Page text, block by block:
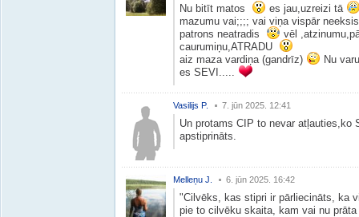
Nu bitīt matos
es jau,uzreizi tā
mazumu vai;;;; vai viņa vispār
patrons neatradis
vēl
caurumiņu,ATRADU
aiz maza vardiņa (gandrīz)
Nu
es SEVI.....
Vasilijs P. 7. jūn 2025. 12:41
Un protams CIP to nevar atļauties,ko
apstiprināts.
Melleņu J. 6. jūn 2025. 16:42
"Cilvēks, kas stipri ir pārliecināts, ka
pie to cilvēku skaita, kam vai nu